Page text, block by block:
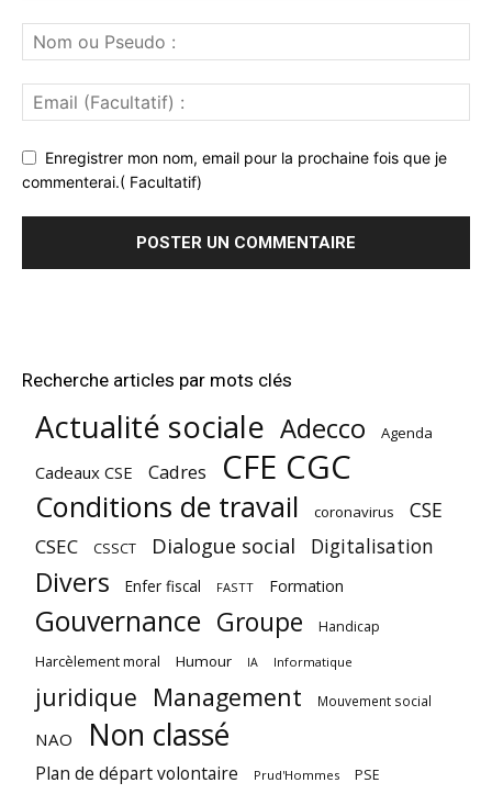
Enregistrer mon nom, email pour la prochaine fois que je
commenterai.( Facultatif)
Recherche articles par mots clés
Actualité sociale Adecco Agenda
Cadeaux CSE Cadres CFE CGC
Conditions de travail coronavirus CSE
CSEC CSSCT Dialogue social Digitalisation
Divers Enfer fiscal FASTT Formation
Gouvernance Groupe Handicap
Harcèlement moral Humour IA Informatique
juridique Management Mouvement social
NAO Non classé
Plan de départ volontaire Prud'Hommes PSE